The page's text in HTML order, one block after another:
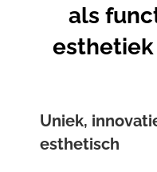
als
Uniek,
esthetisch